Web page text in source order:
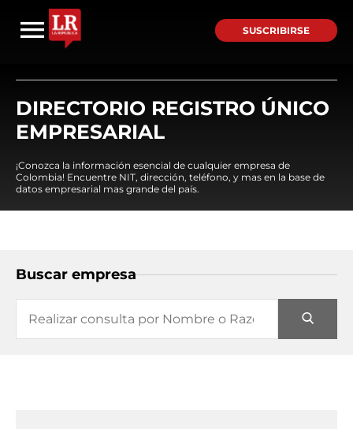
SUSCRIBIRSE
DIRECTORIO REGISTRO ÚNICO
EMPRESARIAL
¡Conozca la información esencial de cualquier empresa de
Colombia! Encuentre NIT, dirección, teléfono, y mas en la base de
datos empresarial mas grande del país.
Buscar empresa